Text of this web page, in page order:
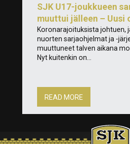
SJK U17-joukkueen
muuttui jälleen – Uusi
Koronarajoituksista johtuen,
nuorten sarjaohjelmat ja -
muuttuneet talven aikana
Nyt kuitenkin on...
READ MORE